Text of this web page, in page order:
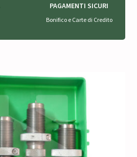
PAGAMENTI SICURI
Bonifico e Carte di Credito